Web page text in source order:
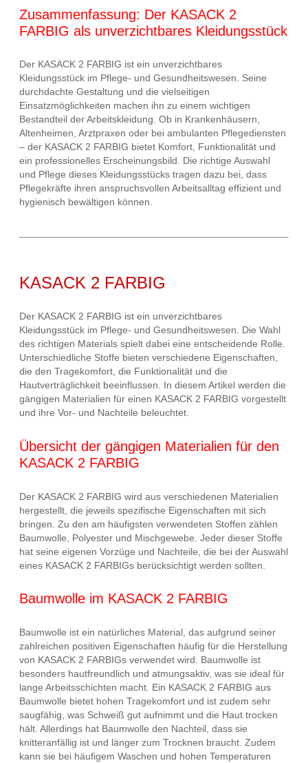
Zusammenfassung: Der KASACK 2
FARBIG als unverzichtbares Kleidungsstück
Der KASACK 2 FARBIG ist ein unverzichtbares
Kleidungsstück im Pflege- und Gesundheitswesen. Seine
durchdachte Gestaltung und die vielseitigen
Einsatzmöglichkeiten machen ihn zu einem wichtigen
Bestandteil der Arbeitskleidung. Ob in Krankenhäusern,
Altenheimen, Arztpraxen oder bei ambulanten Pflegediensten
– der KASACK 2 FARBIG bietet Komfort, Funktionalität und
ein professionelles Erscheinungsbild. Die richtige Auswahl
und Pflege dieses Kleidungsstücks tragen dazu bei, dass
Pflegekräfte ihren anspruchsvollen Arbeitsalltag effizient und
hygienisch bewältigen können.
KASACK 2 FARBIG
Der KASACK 2 FARBIG ist ein unverzichtbares
Kleidungsstück im Pflege- und Gesundheitswesen. Die Wahl
des richtigen Materials spielt dabei eine entscheidende Rolle.
Unterschiedliche Stoffe bieten verschiedene Eigenschaften,
die den Tragekomfort, die Funktionalität und die
Hautverträglichkeit beeinflussen. In diesem Artikel werden die
gängigen Materialien für einen KASACK 2 FARBIG vorgestellt
und ihre Vor- und Nachteile beleuchtet.
Übersicht der gängigen Materialien für den
KASACK 2 FARBIG
Der KASACK 2 FARBIG wird aus verschiedenen Materialien
hergestellt, die jeweils spezifische Eigenschaften mit sich
bringen. Zu den am häufigsten verwendeten Stoffen zählen
Baumwolle, Polyester und Mischgewebe. Jeder dieser Stoffe
hat seine eigenen Vorzüge und Nachteile, die bei der Auswahl
eines KASACK 2 FARBIGs berücksichtigt werden sollten.
Baumwolle im KASACK 2 FARBIG
Baumwolle ist ein natürliches Material, das aufgrund seiner
zahlreichen positiven Eigenschaften häufig für die Herstellung
von KASACK 2 FARBIGs verwendet wird. Baumwolle ist
besonders hautfreundlich und atmungsaktiv, was sie ideal für
lange Arbeitsschichten macht. Ein KASACK 2 FARBIG aus
Baumwolle bietet hohen Tragekomfort und ist zudem sehr
saugfähig, was Schweiß gut aufnimmt und die Haut trocken
hält. Allerdings hat Baumwolle den Nachteil, dass sie
knitteranfällig ist und länger zum Trocknen braucht. Zudem
kann sie bei häufigem Waschen und hohen Temperaturen